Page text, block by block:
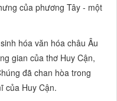
của phương Tây - một
hóa văn hóa châu Âu
gian của thơ Huy Cận,
đã chan hòa trong
của Huy Cận.